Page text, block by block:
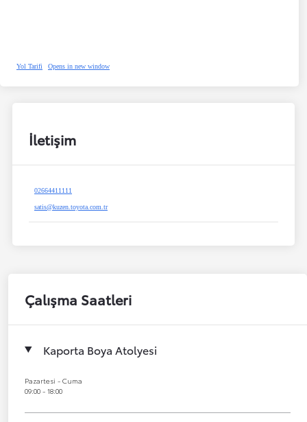
Yol Tarifi Opens in new window
İletişim
02664411111
satis@kuzen.toyota.com.tr
Çalışma Saatleri
Kaporta Boya Atolyesi
Pazartesi - Cuma
09:00 - 18:00